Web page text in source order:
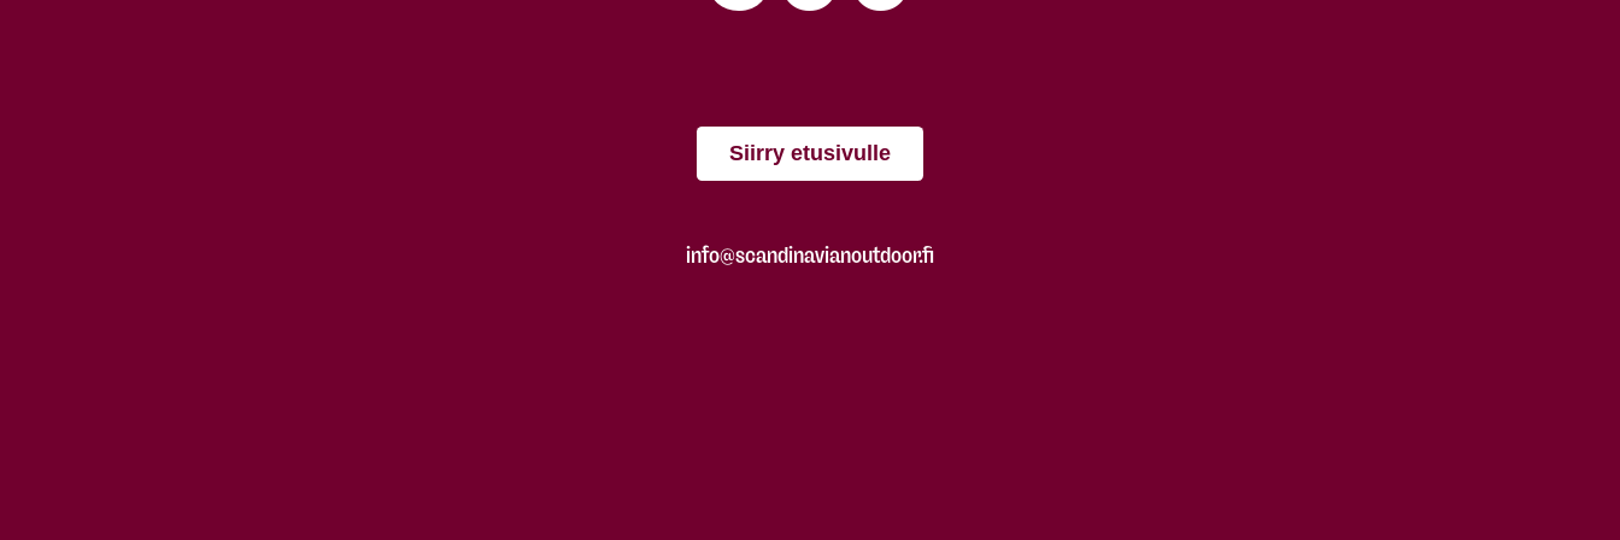
Siirry etusivulle
info@scandinavianoutdoor.fi